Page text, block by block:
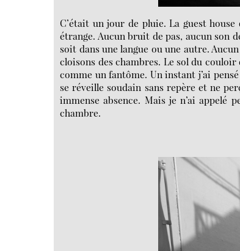
C’était un jour de pluie. La guest
étrange. Aucun bruit de pas, aucun son
soit dans une langue ou une autre.
cloisons des chambres. Le sol du
comme un fantôme. Un instant j’ai
se réveille soudain sans repère et ne
immense absence. Mais je n’ai appelé
chambre.